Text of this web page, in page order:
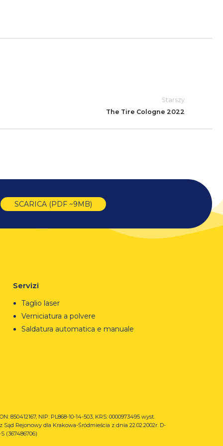
Starszy
The Tire Cologne 2022
SCARICA (PDF ~9MB)
Servizi
Taglio laser
Verniciatura a polvere
Saldatura automatica e manuale
850412167, NIP: PL868-10-14-503, KRS: 0000973495 wyst.
Sąd Rejonowy dla Krakowa-Śródmieścia z dnia 22.02.2002r. D-
(367486706)